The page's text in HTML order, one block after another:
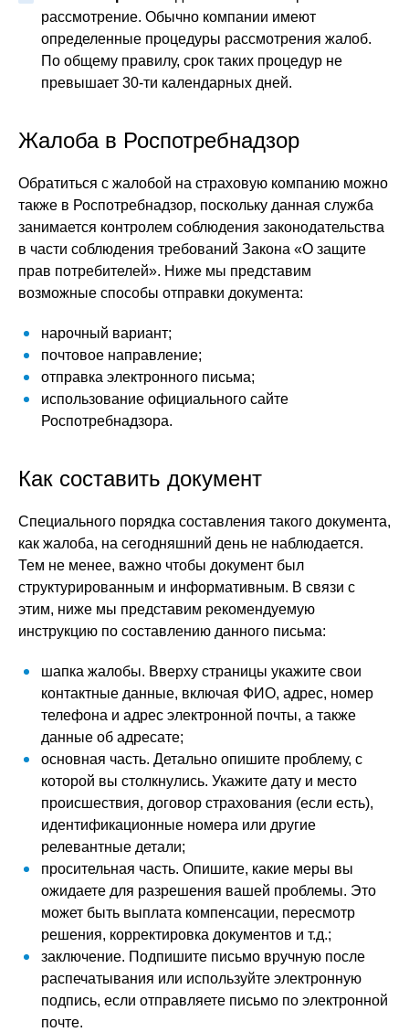
рассмотрение. Обычно компании имеют
определенные процедуры рассмотрения жалоб.
По общему правилу, срок таких процедур не
превышает 30-ти календарных дней.
Жалоба в Роспотребнадзор
Обратиться с жалобой на страховую компанию можно
также в Роспотребнадзор, поскольку данная служба
занимается контролем соблюдения законодательства
в части соблюдения требований Закона «О защите
прав потребителей». Ниже мы представим
возможные способы отправки документа:
нарочный вариант;
почтовое направление;
отправка электронного письма;
использование официального сайте
Роспотребнадзора.
Как составить документ
Специального порядка составления такого документа,
как жалоба, на сегодняшний день не наблюдается.
Тем не менее, важно чтобы документ был
структурированным и информативным. В связи с
этим, ниже мы представим рекомендуемую
инструкцию по составлению данного письма:
шапка жалобы. Вверху страницы укажите свои
контактные данные, включая ФИО, адрес, номер
телефона и адрес электронной почты, а также
данные об адресате;
основная часть. Детально опишите проблему, с
которой вы столкнулись. Укажите дату и место
происшествия, договор страхования (если есть),
идентификационные номера или другие
релевантные детали;
просительная часть. Опишите, какие меры вы
ожидаете для разрешения вашей проблемы. Это
может быть выплата компенсации, пересмотр
решения, корректировка документов и т.д.;
заключение. Подпишите письмо вручную после
распечатывания или используйте электронную
подпись, если отправляете письмо по электронной
почте.